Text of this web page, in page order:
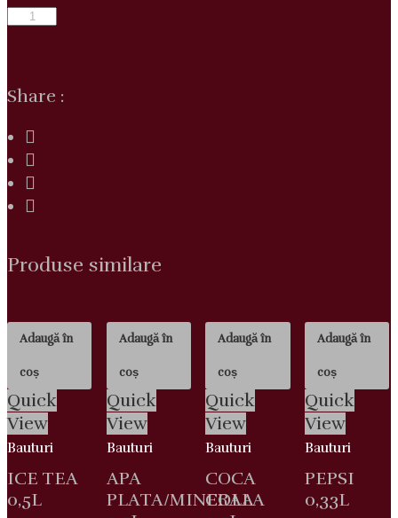
Cantitate
Share :
Produse similare
Adaugă în
coș
Quick
View
Bauturi
ICE TEA
0,5L
Adaugă în
coș
Quick
View
Bauturi
APA
PLATA/MINERALA
Adaugă în
coș
Quick
View
Bauturi
COCA
COLA
Adaugă în
coș
Quick
View
Bauturi
PEPSI
0,33L